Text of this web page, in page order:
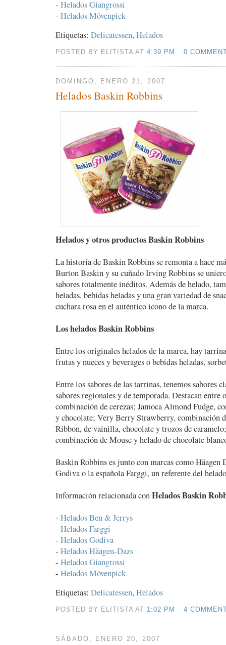
- Helados Giangrossi
- Helados Mövenpick
Etiquetas: Delicatessen, Helados
POSTED BY ELITISTA AT4:39 PM 0
DOMINGO, ENERO 21, 2007
Helados Baskin Robbins
Helados y otros productos Baskin Robbins
La historia de Baskin Robbins se remonta a hace
Burton Baskin y su cuñado Irving Robbins se
sabores totalmente inéditos. Además de helado,
heladas, bebidas heladas y una gran variedad de
cuchara rosa en el auténtico icono de la marca.
Los helados Baskin Robbins
Entre los originales helados de la marca, hay
frutas y nueces y beverages o bebidas heladas,
Entre los sabores de las tarrinas, tenemos sabores
sabores regionales y de temporada. Destacan
combinación de cerezas; Jamoca Almond Fudge,
y chocolate; Very Berry Strawberry, combinación
Ribbon, de vainilla, chocolate y trozos de
combinación de Mouse y helado de chocolate
Baskin Robbins es junto con marcas como Häagen
Godiva o la española Farggi, un referente del
Información relacionada conHelados Baskin
- Helados Ben & Jerrys
- Helados Farggi
- Helados Godiva
- Helados Häagen-Dazs
- Helados Giangrossi
- Helados Mövenpick
Etiquetas: Delicatessen, Helados
POSTED BY ELITISTA AT 1:02 PM 4
SÁBADO, ENERO 20, 2007